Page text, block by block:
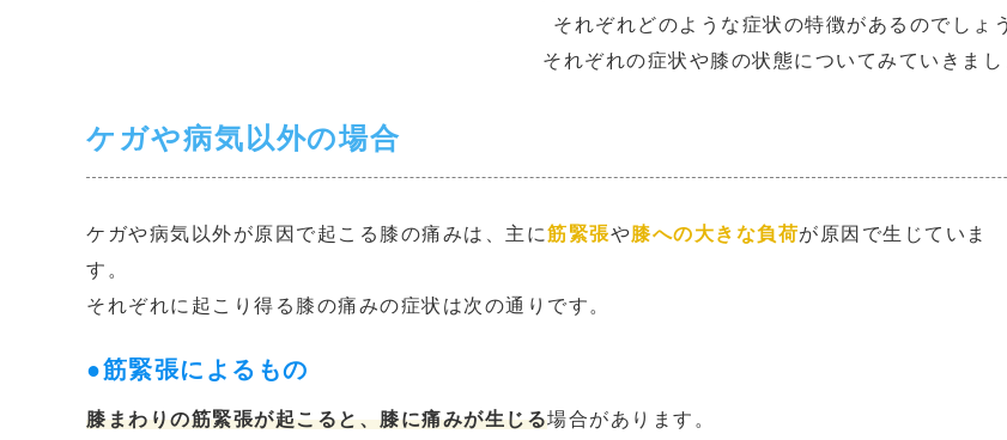
それぞれどのような症状の特徴があるのでしょ
それぞれの症状や膝の状態についてみていきまし
ケガや病気以外の場合
ケガや病気以外が原因で起こる膝の痛みは、主に筋緊張や膝への大きな負荷が原因で生じていま
す。
それぞれに起こり得る膝の痛みの症状は次の通りです。
●筋緊張によるもの
膝まわりの筋緊張が起こると、膝に痛みが生じる場合があります。